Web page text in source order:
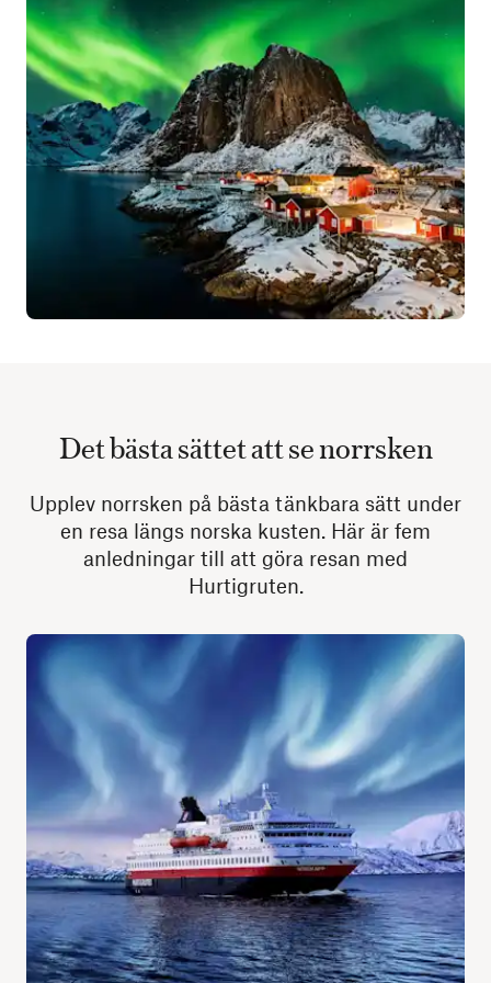
Det bästa sättet att se norrsken
Upplev norrsken på bästa tänkbara sätt under
en resa längs norska kusten. Här är fem
anledningar till att göra resan med
Hurtigruten.